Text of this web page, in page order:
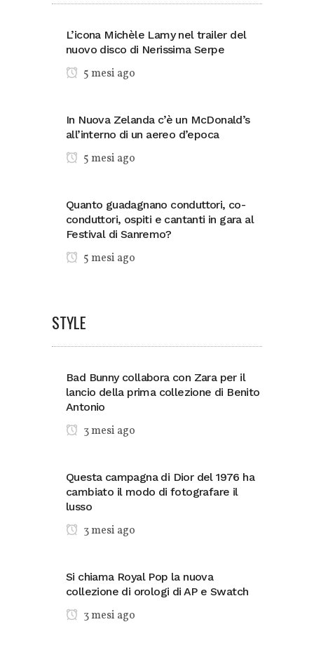
L’icona Michèle Lamy nel trailer del
nuovo disco di Nerissima Serpe
5 mesi ago
In Nuova Zelanda c’è un McDonald’s
all’interno di un aereo d’epoca
5 mesi ago
Quanto guadagnano conduttori, co-
conduttori, ospiti e cantanti in gara al
Festival di Sanremo?
5 mesi ago
STYLE
Bad Bunny collabora con Zara per il
lancio della prima collezione di Benito
Antonio
3 mesi ago
Questa campagna di Dior del 1976 ha
cambiato il modo di fotografare il
lusso
3 mesi ago
Si chiama Royal Pop la nuova
collezione di orologi di AP e Swatch
3 mesi ago